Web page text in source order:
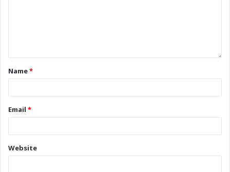
Name*
Email *
Website